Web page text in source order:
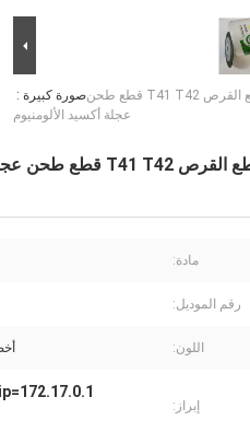
صورة كبيرة :TCO جلخ قطع القرص T41 T42 قطع طحن
عجلة أكسيد الألومنيوم
مادة:
رقم الموديل:
اللون:
إبراز: